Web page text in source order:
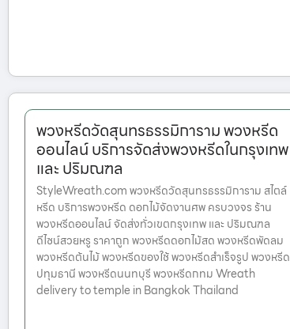
พวงหรีดวัดสุนทรธรรมิการาม พวงหรีด
ออนไลน์ บริการจัดส่งพวงหรีดในกรุงเทพ
และ ปริมณฑล
StyleWreath.com พวงหรีดวัดสุนทรธรรมิการาม สไตล์
หรีด บริการพวงหรีด ดอกไม้จัดงานศพ ครบวงจร ร้าน
พวงหรีดออนไลน์ จัดส่งทั่วเขตกรุงเทพ และ ปริมณฑล
ดีไซน์สวยหรู ราคาถูก พวงหรีดดอกไม้สด พวงหรีดพัดลม
พวงหรีดต้นไม้ พวงหรีดของใช้ พวงหรีดสำเร็จรูป พวงหรีด
ปทุมธานี พวงหรีดนนทบุรี พวงหรีดกทม Wreath
delivery to temple in Bangkok Thailand